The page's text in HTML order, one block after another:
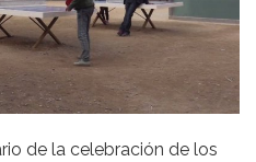
de la celebración de los